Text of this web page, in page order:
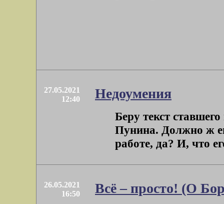
27.05.2021
12:40
Недоумения
Беру текст
Пунина. Должно ж
работе, да? И, что
26.05.2021
16:50
Всё – просто! (О